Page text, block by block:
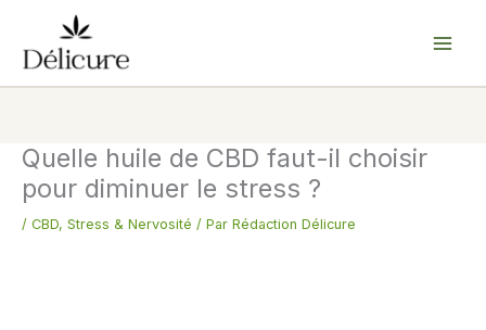
contenu
Quelle huile de CBD faut-il choisir
pour diminuer le stress ?
/ CBD, Stress & Nervosité / Par Rédaction Délicure